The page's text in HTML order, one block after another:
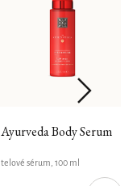
Ayurveda Body Serum
telové sérum, 100 ml